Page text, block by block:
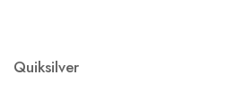
Quiksilver